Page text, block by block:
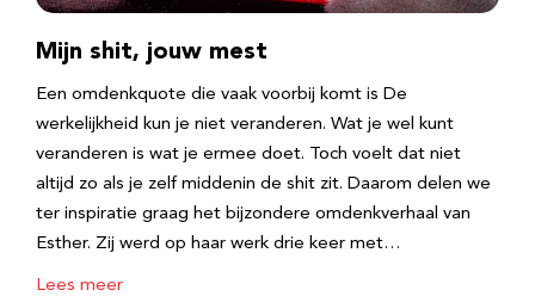
Mijn shit, jouw mest
Een omdenkquote die vaak voorbij komt is De
werkelijkheid kun je niet veranderen. Wat je wel kunt
veranderen is wat je ermee doet. Toch voelt dat niet
altijd zo als je zelf middenin de shit zit. Daarom delen we
ter inspiratie graag het bijzondere omdenkverhaal van
Esther. Zij werd op haar werk drie keer met…
Lees meer